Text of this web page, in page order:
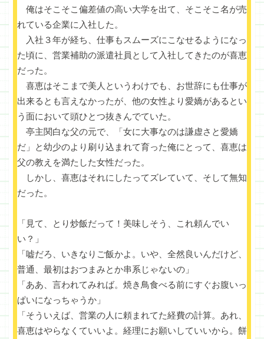
俺はそこそこ偏差値の高い大学を出て、そこそこ名が売
れている企業に入社した。
入社３年が経ち、仕事もスムーズにこなせるようになっ
た頃に、営業補助の派遣社員として入社してきたのが喜恵
だった。
喜恵はそこまで美人というわけでも、お世辞にも仕事が
出来るとも言えなかったが、他の女性より愛嬌があるとい
う面において頭ひとつ抜きんでていた。
亭主関白な父の元で、「女に大事なのは謙虚さと愛嬌
だ」と幼少のより刷り込まれて育った俺にとって、喜恵は
父の教えを満たした女性だった。
しかし、喜恵はそれにしたってズレていて、そして無知
だった。
「見て、とり炒飯だって！美味しそう、これ頼んでい
い？」
「嘘だろ、いきなりご飯かよ。いや、全然良いんだけど、
普通、最初はおつまみとか串系じゃないの」
「ああ、言われてみれば。焼き鳥食べる前にすぐお腹いっ
ぱいになっちゃうか」
「そういえば、営業の人に頼まれてた経費の計算。あれ、
喜恵はやらなくていいよ。経理にお願いしていいから。餅